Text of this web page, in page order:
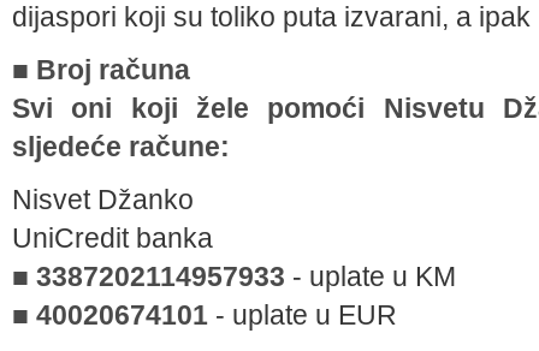
dijaspori koji su toliko puta izvarani, a
■ Broj računa
Svi oni koji žele pomoći Nisvetu
sljedeće račune:
Nisvet Džanko
UniCredit banka
■ 3387202114957933 - uplate u KM
■ 40020674101 - uplate u EUR